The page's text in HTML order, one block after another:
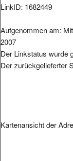
LinkID: 1682449
Aufgenommen am:
2007
Der Linkstatus wurde
Der zurückgelieferter
Kartenansicht der